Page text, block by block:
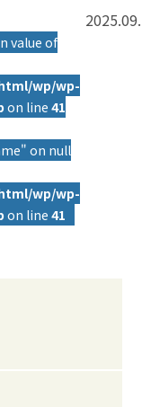
value of
wp/wp-
on line41
on null
wp/wp-
on line41